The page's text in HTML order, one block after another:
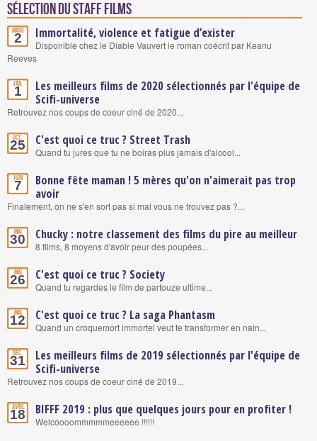
Sélection du staff Films
Mars
2 Immortalité, violence et fatigue d’exister
Disponible chez le Diable Vauvert le roman coécrit par Keanu
Reeves
Jan.
1
Les meilleurs films de 2020 sélectionnés par l'équipe de
Scifi-universe
Retrouvez nos coups de coeur ciné de 2020...
Oct.
25 C'est quoi ce truc ? Street Trash
Quand tu jures que tu ne boiras plus jamais d'alcool...
Juin
7
Bonne fête maman ! 5 mères qu'on n'aimerait pas trop
avoir
Finalement, on ne s'en sort pas si mal vous ne trouvez pas ?...
Mai
30 Chucky : notre classement des films du pire au meilleur
8 films, 8 moyens d'avoir peur des poupées...
Mai
26 C'est quoi ce truc ? Society
Quand tu regardes le film de partouze ultime...
Mai
12 C'est quoi ce truc ? La saga Phantasm
Quand un croquemort immortel veut te transformer en nain...
Déc.
31
Les meilleurs films de 2019 sélectionnés par l'équipe de
Scifi-universe
Retrouvez nos coups de coeur ciné de 2019...
Avril
18 BIFFF 2019 : plus que quelques jours pour en profiter !
Welcoooommmmmeeeeee !!!!!!